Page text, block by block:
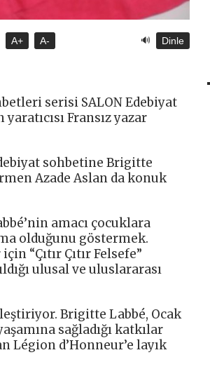
A+ A- 🔊 Dinle
serisi SALON Edebiyat
Fransız yazar
sohbetine Brigitte
Azade Aslan da konuk
amacı çocuklara
olduğunu göstermek.
“Çıtır Çıtır Felsefe”
ulusal ve uluslararası
Brigitte Labbé, Ocak
sağladığı katkılar
Légion d’Honneur’e layık